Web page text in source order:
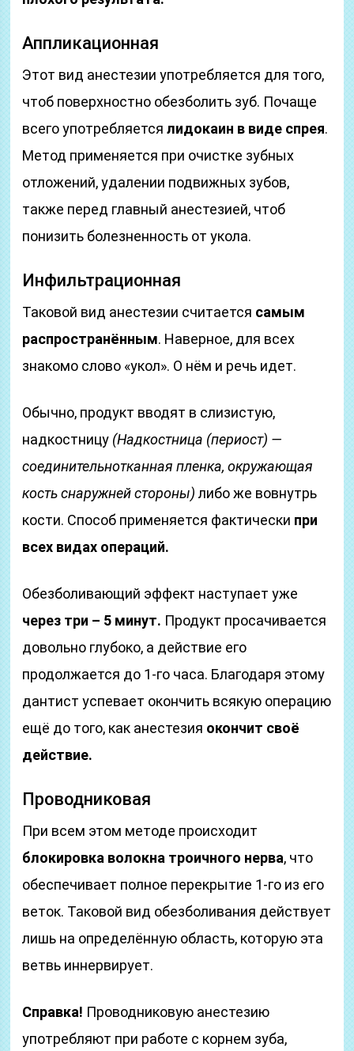
Аппликационная
Этот вид анестезии употребляется для того,
чтоб поверхностно обезболить зуб. Почаще
всего употребляетсялидокаин в виде спрея.
Метод применяется при очистке зубных
отложений, удалении подвижных зубов,
также перед главный анестезией, чтоб
понизить болезненность от укола.
Инфильтрационная
Таковой вид анестезии считается самым
распространённым. Наверное, для всех
знакомо слово «укол». О нём и речь идет.
Обычно, продукт вводят в слизистую,
надкостницу (Надкостница (периост) —
соединительнотканная пленка, окружающая
кость снаружней стороны) либо же вовнутрь
кости. Способ применяется фактически при
всех видах операций.
Обезболивающий эффект наступает уже
через три – 5 минут. Продукт просачивается
довольно глубоко, а действие его
продолжается до 1-го часа. Благодаря этому
дантист успевает окончить всякую операцию
ещё до того, как анестезия окончит своё
действие.
Проводниковая
При всем этом методе происходит
блокировка волокна троичного нерва, что
обеспечивает полное перекрытие 1-го из его
веток. Таковой вид обезболивания действует
лишь на определённую область, которую эта
ветвь иннервирует.
Справка! Проводниковую анестезию
употребляют при работе с корнем зуба,